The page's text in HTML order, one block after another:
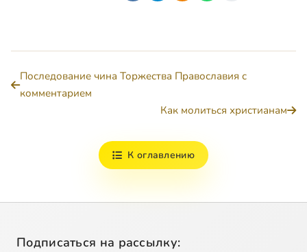
Последование чина Торжества Православия с
комментарием
Как молиться христианам
К оглавлению
Подписаться на рассылку: